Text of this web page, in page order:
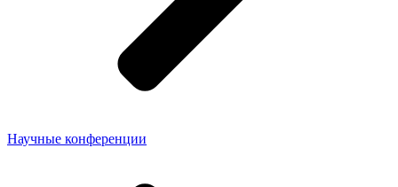
Научные конференции